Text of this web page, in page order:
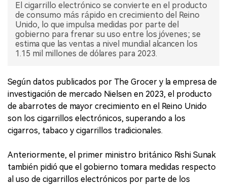
El cigarrillo electrónico se convierte en el producto
de consumo más rápido en crecimiento del Reino
Unido, lo que impulsa medidas por parte del
gobierno para frenar su uso entre los jóvenes; se
estima que las ventas a nivel mundial alcancen los
1.15 mil millones de dólares para 2023.
Según datos publicados por The Grocer y la empresa de
investigación de mercado Nielsen en 2023, el producto
de abarrotes de mayor crecimiento en el Reino Unido
son los cigarrillos electrónicos, superando a los
cigarros, tabaco y cigarrillos tradicionales.
Anteriormente, el primer ministro británico Rishi Sunak
también pidió que el gobierno tomara medidas respecto
al uso de cigarrillos electrónicos por parte de los